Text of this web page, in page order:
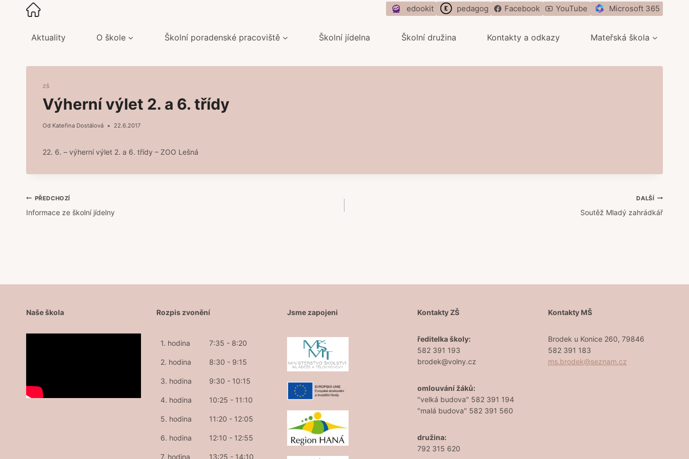
Přeskočit
edookit pedagog Facebook YouTube Microsoft 365
Aktuality O škole Školní poradenské pracoviště Školní jídelna Školní družina Kontakty a odkazy Mateřská škola
ZŠ
Výherní výlet 2. a 6. třídy
Od Kateřina Dostálová 22.6.2017
22. 6. – výherní výlet 2. a 6. třídy – ZOO Lešná
Navigace
pro
PŘEDCHOZÍ
Informace ze školní jídelny
DALŠÍ
Soutěž Mladý zahrádkář
Naše škola Rozpis zvonění
1. hodina 7:35 - 8:20
2. hodina 8:30 - 9:15
3. hodina 9:30 - 10:15
4. hodina 10:25 - 11:10
5. hodina 11:20 - 12:05
6. hodina 12:10 - 12:55
7. hodina 13:25 - 14:10
Jsme zapojeni Kontakty ZŠ
ředitelka školy:
582 391 193
brodek@volny.cz
omlouvání žáků:
"velká budova" 582 391 194
"malá budova" 582 391 560
družina:
792 315 620
Kontakty MŠ
Brodek u Konice 260, 79846
582 391 183
ms.brodek@seznam.cz